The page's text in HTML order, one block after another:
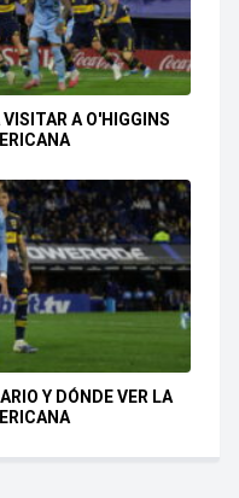
A O'HIGGINS
Y DÓNDE VER LA